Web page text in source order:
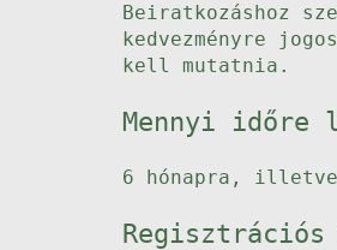
Beiratkozáshoz
kedvezményre
kell mutatnia.
Mennyi időre
6 hónapra,
Regisztrációs